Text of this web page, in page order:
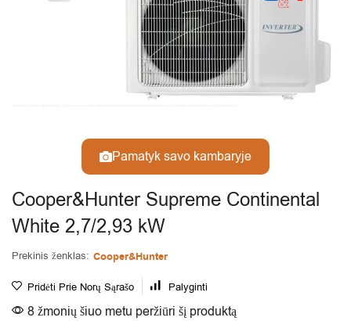
Pamatyk savo kambaryje
Cooper&Hunter Supreme Continental
White 2,7/2,93 kW
Prekinis ženklas: Cooper&Hunter
Pridėti Prie Norų Sąrašo Palyginti
8 žmonių šiuo metu peržiūri šį produktą